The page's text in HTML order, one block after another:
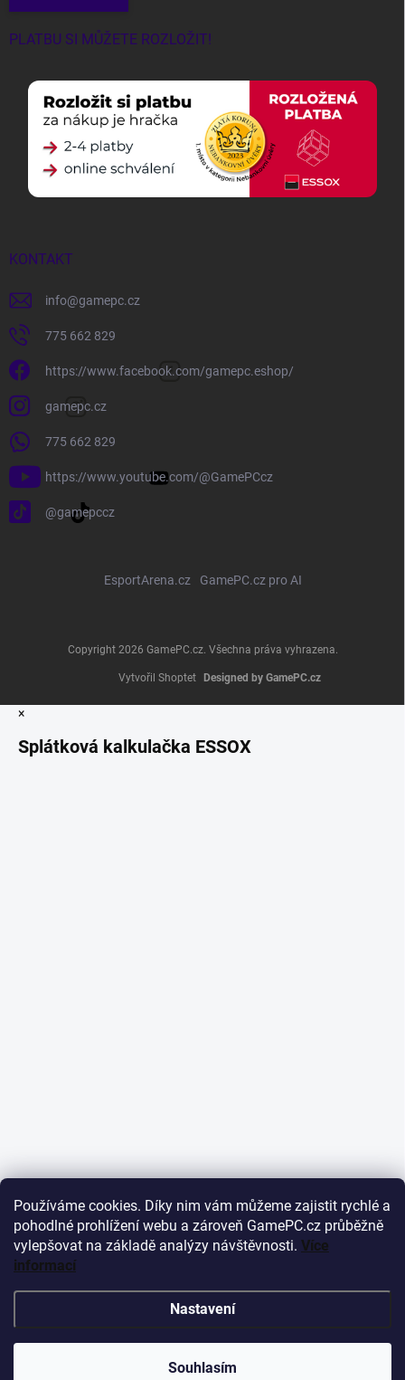
Používáme cookies. Díky nim vám můžeme zajistit rychlé a
pohodlné prohlížení webu a zároveň GamePC.cz průběžně
vylepšovat na základě analýzy návštěvnosti. Více
informací
Nastavení
Souhlasím
PLATBU SI MŮŽETE ROZLOŽIT!
KONTAKT
info@gamepc.cz
775 662 829
https://www.facebook.com/gamepc.eshop/
gamepc.cz
775 662 829
https://www.youtube.com/@GamePCcz
@gamepccz
EsportArena.cz GamePC.cz pro AI
Vytvořil Shoptet
Copyright 2026 GamePC.cz. Všechna práva vyhrazena.
×
Splátková kalkulačka ESSOX